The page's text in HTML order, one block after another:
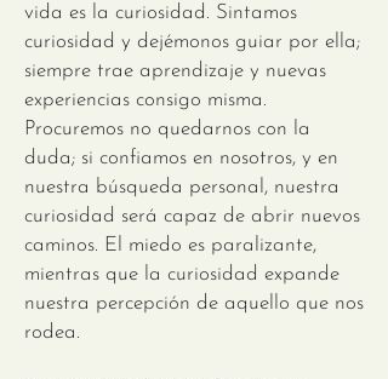
vida es la curiosidad. Sintamos
curiosidad y dejémonos guiar por ella;
siempre trae aprendizaje y nuevas
experiencias consigo misma.
Procuremos no quedarnos con la
duda; si confiamos en nosotros, y en
nuestra búsqueda personal, nuestra
curiosidad será capaz de abrir nuevos
caminos. El miedo es paralizante,
mientras que la curiosidad expande
nuestra percepción de aquello que nos
rodea.